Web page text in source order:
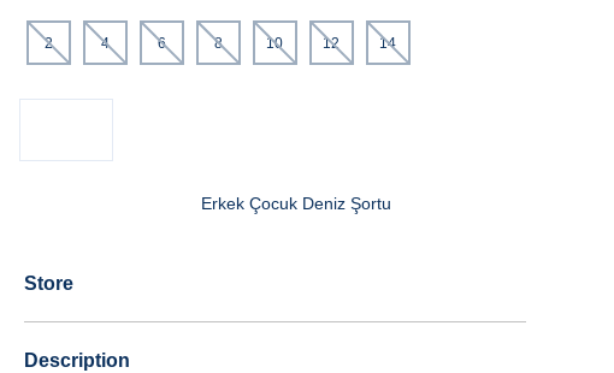
2 4 6 8 10 12 14
Erkek Çocuk Deniz Şortu
Store
Description